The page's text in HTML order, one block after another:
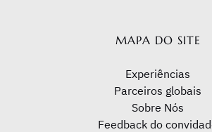
MAPA DO SITE
Experiências
Parceiros globais
Sobre Nós
Feedback do